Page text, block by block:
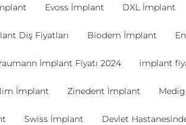
Evoss İmplant DXL İmplant
Diş Fiyatları Biodem İmplant
İmplant Fiyatı 2024 implant
İmplant Zinedent İmplant
Swiss İmplant Devlet